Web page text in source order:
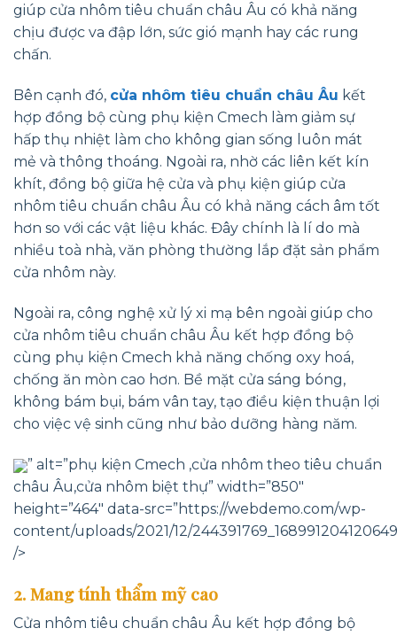
giúp cửa nhôm tiêu chuẩn châu Âu có khả năng
chịu được va đập lớn, sức gió mạnh hay các rung
chấn.
Bên cạnh đó, cửa nhôm tiêu chuẩn châu Âu kết
hợp đồng bộ cùng phụ kiện Cmech làm giảm sự
hấp thụ nhiệt làm cho không gian sống luôn mát
mẻ và thông thoáng. Ngoài ra, nhờ các liên kết kín
khít, đồng bộ giữa hệ cửa và phụ kiện giúp cửa
nhôm tiêu chuẩn châu Âu có khả năng cách âm tốt
hơn so với các vật liệu khác. Đây chính là lí do mà
nhiều toà nhà, văn phòng thường lắp đặt sản phẩm
cửa nhôm này.
Ngoài ra, công nghệ xử lý xi mạ bên ngoài giúp cho
cửa nhôm tiêu chuẩn châu Âu kết hợp đồng bộ
cùng phụ kiện Cmech khả năng chống oxy hoá,
chống ăn mòn cao hơn. Bề mặt cửa sáng bóng,
không bám bụi, bám vân tay, tạo điều kiện thuận lợi
cho việc vệ sinh cũng như bảo dưỡng hàng năm.
” alt=”phụ kiện Cmech ,cửa nhôm theo tiêu chuẩn
châu Âu,cửa nhôm biệt thự” width=”850″
height=”464″ data-src=”https://webdemo.com/wp-
content/uploads/2021/12/
/>
2. Mang tính thẩm mỹ cao
Cửa nhôm tiêu chuẩn châu Âu kết hợp đồng bộ